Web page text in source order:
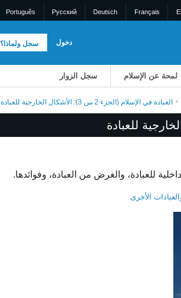
Français
Deutsch
Pусский
Português
سجل ولماذا؟ دخول
لمحة عن الإسلام سجل الزوار
العبادة في الإسلام (الجزء 2 من 3): الأشكال الخارجية للعبادة
للعبادة، والغرض من العبادة، وفوائدها.
الأخرى